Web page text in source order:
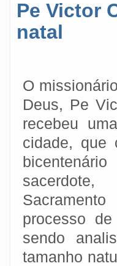
Pe Victor
natal
O
Deus, Pe
recebeu
cidade, que
processo
sendo
tamanho